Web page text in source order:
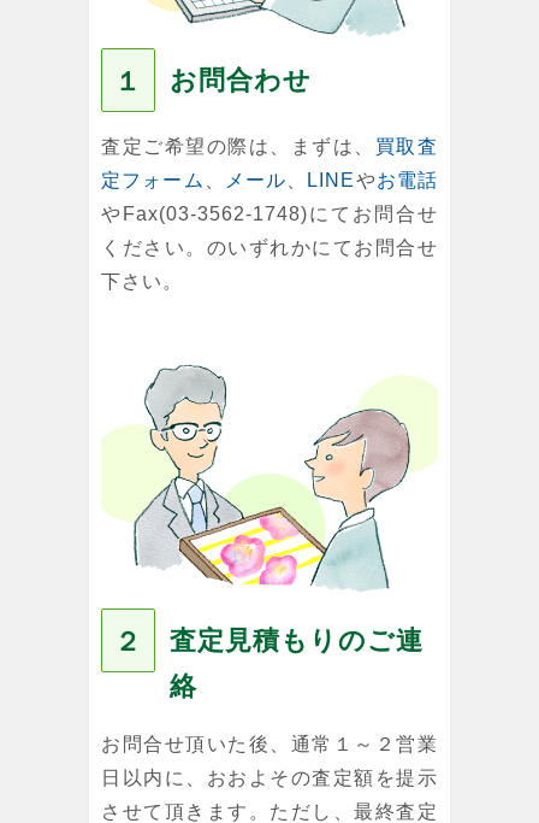
１ お問合わせ
査定ご希望の際は、まずは、 買取査
定フォーム
メール LINEやお電話
やFax(03-3562-1748)にてお問合せ
ください。のいずれかにてお問合せ
下さい。
２
査定見積もりのご連
絡
お問合せ頂いた後、通常１～２営業
日以内に、おおよその査定額を提示
させて頂きます。ただし、最終査定